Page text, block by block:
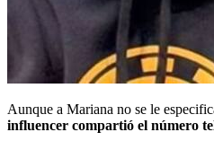
Aunque a Mariana no se le
influencer compartió el número